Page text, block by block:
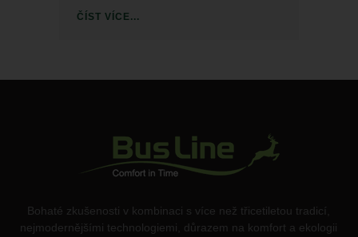
ČÍST VÍCE...
Bohaté zkušenosti v kombinaci s více než třicetiletou tradicí,
nejmodernějšími technologiemi, důrazem na komfort a ekologii